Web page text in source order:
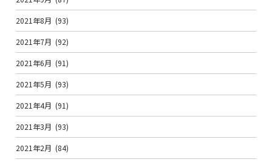
2021年8月 (93)
2021年7月 (92)
2021年6月 (91)
2021年5月 (93)
2021年4月 (91)
2021年3月 (93)
2021年2月 (84)